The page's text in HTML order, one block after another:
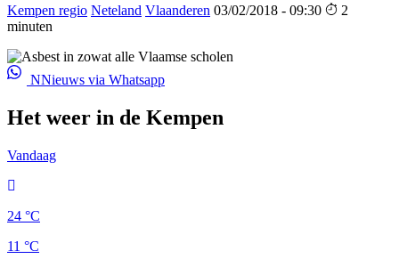
Kempen regio Neteland Vlaanderen 03/02/2018 - 09:30
2
minuten
NNieuws via Whatsapp
Het weer in de Kempen
Vandaag
24 °C
11 °C